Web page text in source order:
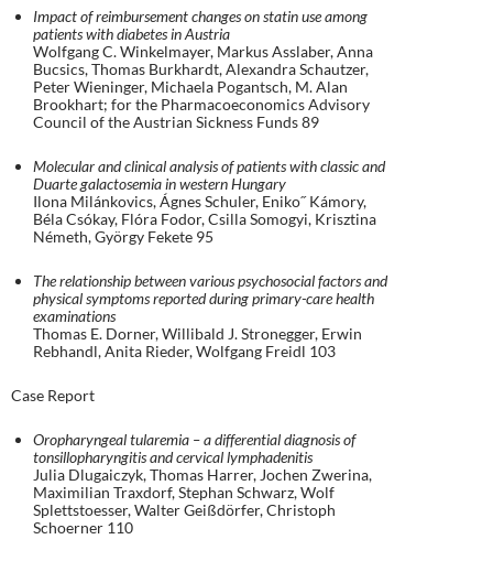
Impact of reimbursement changes on statin use among
patients with diabetes in Austria
Wolfgang C. Winkelmayer, Markus Asslaber, Anna
Bucsics, Thomas Burkhardt, Alexandra Schautzer,
Peter Wieninger, Michaela Pogantsch, M. Alan
Brookhart; for the Pharmacoeconomics Advisory
Council of the Austrian Sickness Funds 89
Molecular and clinical analysis of patients with classic and
Duarte galactosemia in western Hungary
Ilona Milánkovics, Ágnes Schuler, Eniko˝ Kámory,
Béla Csókay, Flóra Fodor, Csilla Somogyi, Krisztina
Németh, György Fekete 95
The relationship between various psychosocial factors and
physical symptoms reported during primary-care health
examinations
Thomas E. Dorner, Willibald J. Stronegger, Erwin
Rebhandl, Anita Rieder, Wolfgang Freidl 103
Case Report
Oropharyngeal tularemia – a differential diagnosis of
tonsillopharyngitis and cervical lymphadenitis
Julia Dlugaiczyk, Thomas Harrer, Jochen Zwerina,
Maximilian Traxdorf, Stephan Schwarz, Wolf
Splettstoesser, Walter Geißdörfer, Christoph
Schoerner 110